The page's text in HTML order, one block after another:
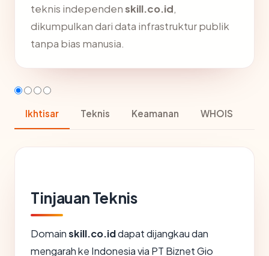
teknis independenskill.co.id,
dikumpulkan dari data infrastruktur publik
tanpa bias manusia.
Ikhtisar Teknis Keamanan WHOIS
Tinjauan Teknis
Domainskill.co.iddapat dijangkau dan
mengarah ke Indonesia via PT Biznet Gio